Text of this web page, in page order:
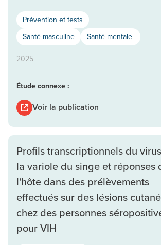
Prévention et tests
Santé masculine
Santé mentale
2025
Étude connexe :
Voir la publication
Profils transcriptionnels du
la variole du singe et réponses
l'hôte dans des prélèvements
effectués sur des lésions
chez des personnes
pour VIH